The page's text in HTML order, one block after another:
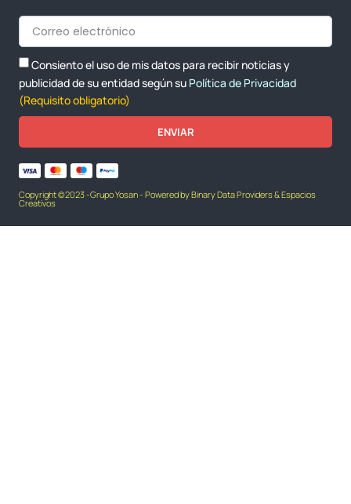
Consiento el uso de mis datos para recibir noticias y
publicidad de su entidad según su Política de Privacidad
(Requisito obligatorio)
ENVIAR
Copyright ©2023 -Grupo Yosan - Powered by Binary Data Providers & Espacios
Creativos